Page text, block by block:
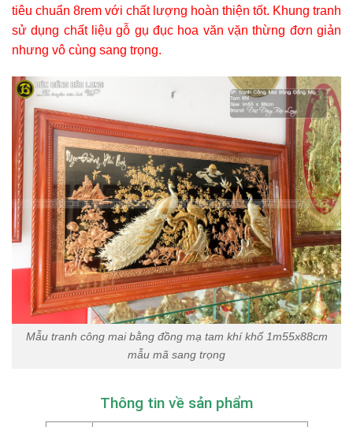
tiêu chuẩn 8rem với chất lượng hoàn thiện tốt. Khung tranh
sử dụng chất liệu gỗ gụ đục hoa văn vặn thừng đơn giản
nhưng vô cùng sang trọng.
Mẫu tranh công mai bằng đồng mạ tam khí khổ 1m55x88cm
mẫu mã sang trọng
Thông tin về sản phẩm